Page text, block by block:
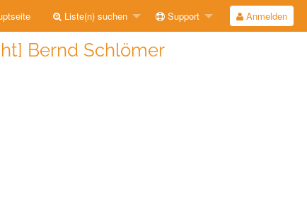
Liste(n) suchen Support Anmelden
Bernd Schlömer